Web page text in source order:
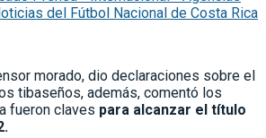
del Fútbol Nacional de Costa Rica
morado, dio declaraciones sobre el
tibaseños, además, comentó los
fueron claves para alcanzar el título